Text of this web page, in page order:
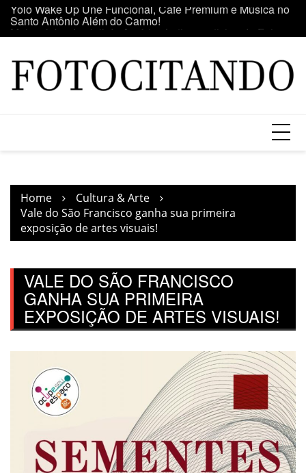
Skip
content
Maior clube de vinil da América Latina participa da Feira
do Vinil no Shopping Center Lapa
Home
Cultura & Arte
Vale do São Francisco ganha sua primeira
exposição de artes visuais!
VALE DO SÃO FRANCISCO
GANHA SUA PRIMEIRA
EXPOSIÇÃO DE ARTES VISUAIS!